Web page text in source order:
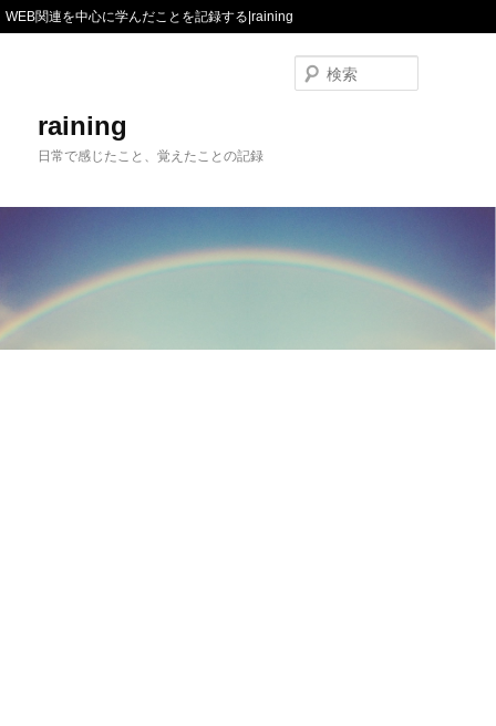
WEB関連を中心に学んだことを記録する|raining
raining
日常で感じたこと、覚えたことの記録